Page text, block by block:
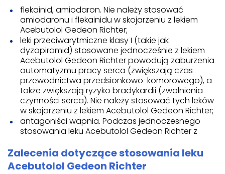
flekainid, amiodaron. Nie należy stosować
amiodaronu i flekainidu w skojarzeniu z lekiem
Acebutolol Gedeon Richter;
leki przeciwarytmiczne klasy I (takie jak
dyzopiramid) stosowane jednocześnie z lekiem
Acebutolol Gedeon Richter powodują zaburzenia
automatyzmu pracy serca (zwiększają czas
przewodnictwa przedsionkowo-komorowego), a
także zwiększają ryzyko bradykardii (zwolnienia
czynności serca). Nie należy stosować tych leków
w skojarzeniu z lekiem Acebutolol Gedeon Richter;
antagoniści wapnia. Podczas jednoczesnego
stosowania leku Acebutolol Gedeon Richter z
Zalecenia dotyczące stosowania leku
Acebutolol Gedeon Richter